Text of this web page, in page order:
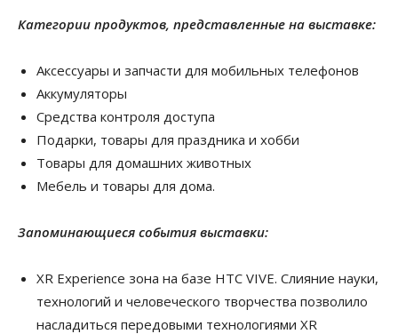
Категории продуктов, представленные на выставке:
Аксессуары и запчасти для мобильных телефонов
Аккумуляторы
Средства контроля доступа
Подарки, товары для праздника и хобби
Товары для домашних животных
Мебель и товары для дома.
Запоминающиеся события выставки:
XR Experience зона на базе HTC VIVE. Слияние науки,
технологий и человеческого творчества позволило
насладиться передовыми технологиями XR